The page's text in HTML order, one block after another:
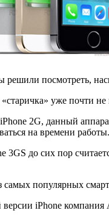
посмотреть,
уже почти
2G, данный
на времени работы.
3GS до сих пор
популярных
iPhone